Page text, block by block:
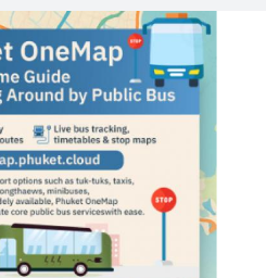
sécurité pendant Songkran
des bateaux vers Koh Phi Phi et
‘Seven Days of Danger’ de